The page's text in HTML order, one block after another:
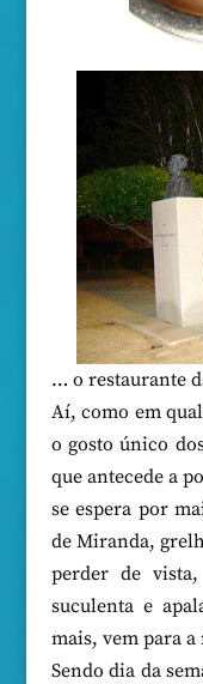
… o restaurante
Aí, como em
o gosto único
que antecede a
se espera por
de Miranda,
perder de
suculenta e
mais, vem para a
Sendo dia da